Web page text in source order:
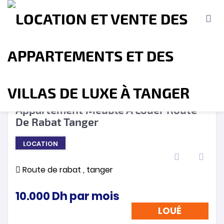
A propos
Terrains Location de Vacances
❮ ❯
Appartement Meublé A Louer Route
De Rabat Tanger
LOCATION
Route de rabat , tanger
10.000Dhpar mois
LOUÉ